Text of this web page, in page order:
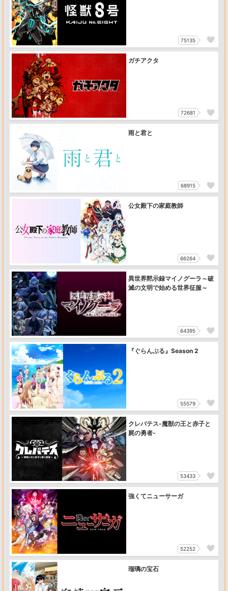
75135
ガチアクタ
72681
雨と君と
68915
公女殿下の家庭教師
66264
異世界黙示録マイノグーラ～破
滅の文明で始める世界征服～
64395
『ぐらんぶる』Season 2
55579
クレバテス-魔獣の王と赤子と
屍の勇者-
53433
強くてニューサーガ
52252
瑠璃の宝石